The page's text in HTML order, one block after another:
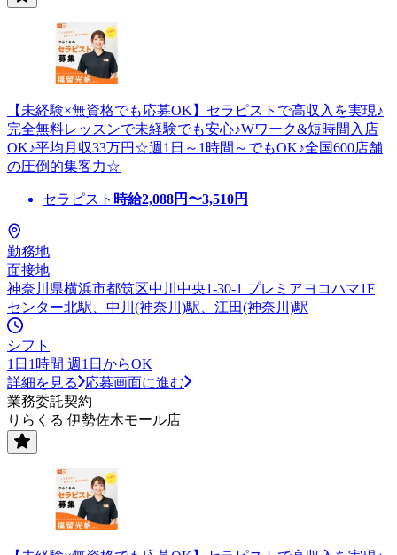
【未経験×無資格でも応募OK】セラピストで高収入を実現♪
完全無料レッスンで未経験でも安心♪Wワーク&短時間入店
OK♪平均月収33万円☆週1日～1時間～でもOK♪全国600店舗
の圧倒的集客力☆
セラピスト 時給2,088円〜3,510円
勤務地
面接地
神奈川県横浜市都筑区中川中央1-30-1 プレミアヨコハマ1F
センター北駅、中川(神奈川)駅、江田(神奈川)駅
シフト
1日1時間 週1日からOK
詳細を見る
応募画面に進む
業務委託契約
りらくる 伊勢佐木モール店